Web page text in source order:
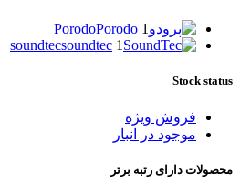
PorodoPorodo 1
soundtecsoundtec 1
Stock status
فروش ویژه
موجود در انبار
محصولات دارای رتبه برتر